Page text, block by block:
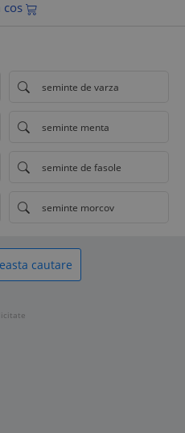
cos
seminte de varza
seminte menta
seminte de fasole
seminte morcov
cautare